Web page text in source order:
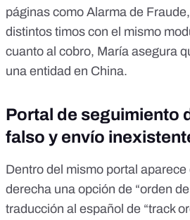
páginas como Alarma de Fraude
distintos timos con el mismo
cuanto al cobro, María asegura
una entidad en China.
Portal de seguimiento
falso y envío
Dentro del mismo portal
derecha una opción de “orden
traducción al español de “track